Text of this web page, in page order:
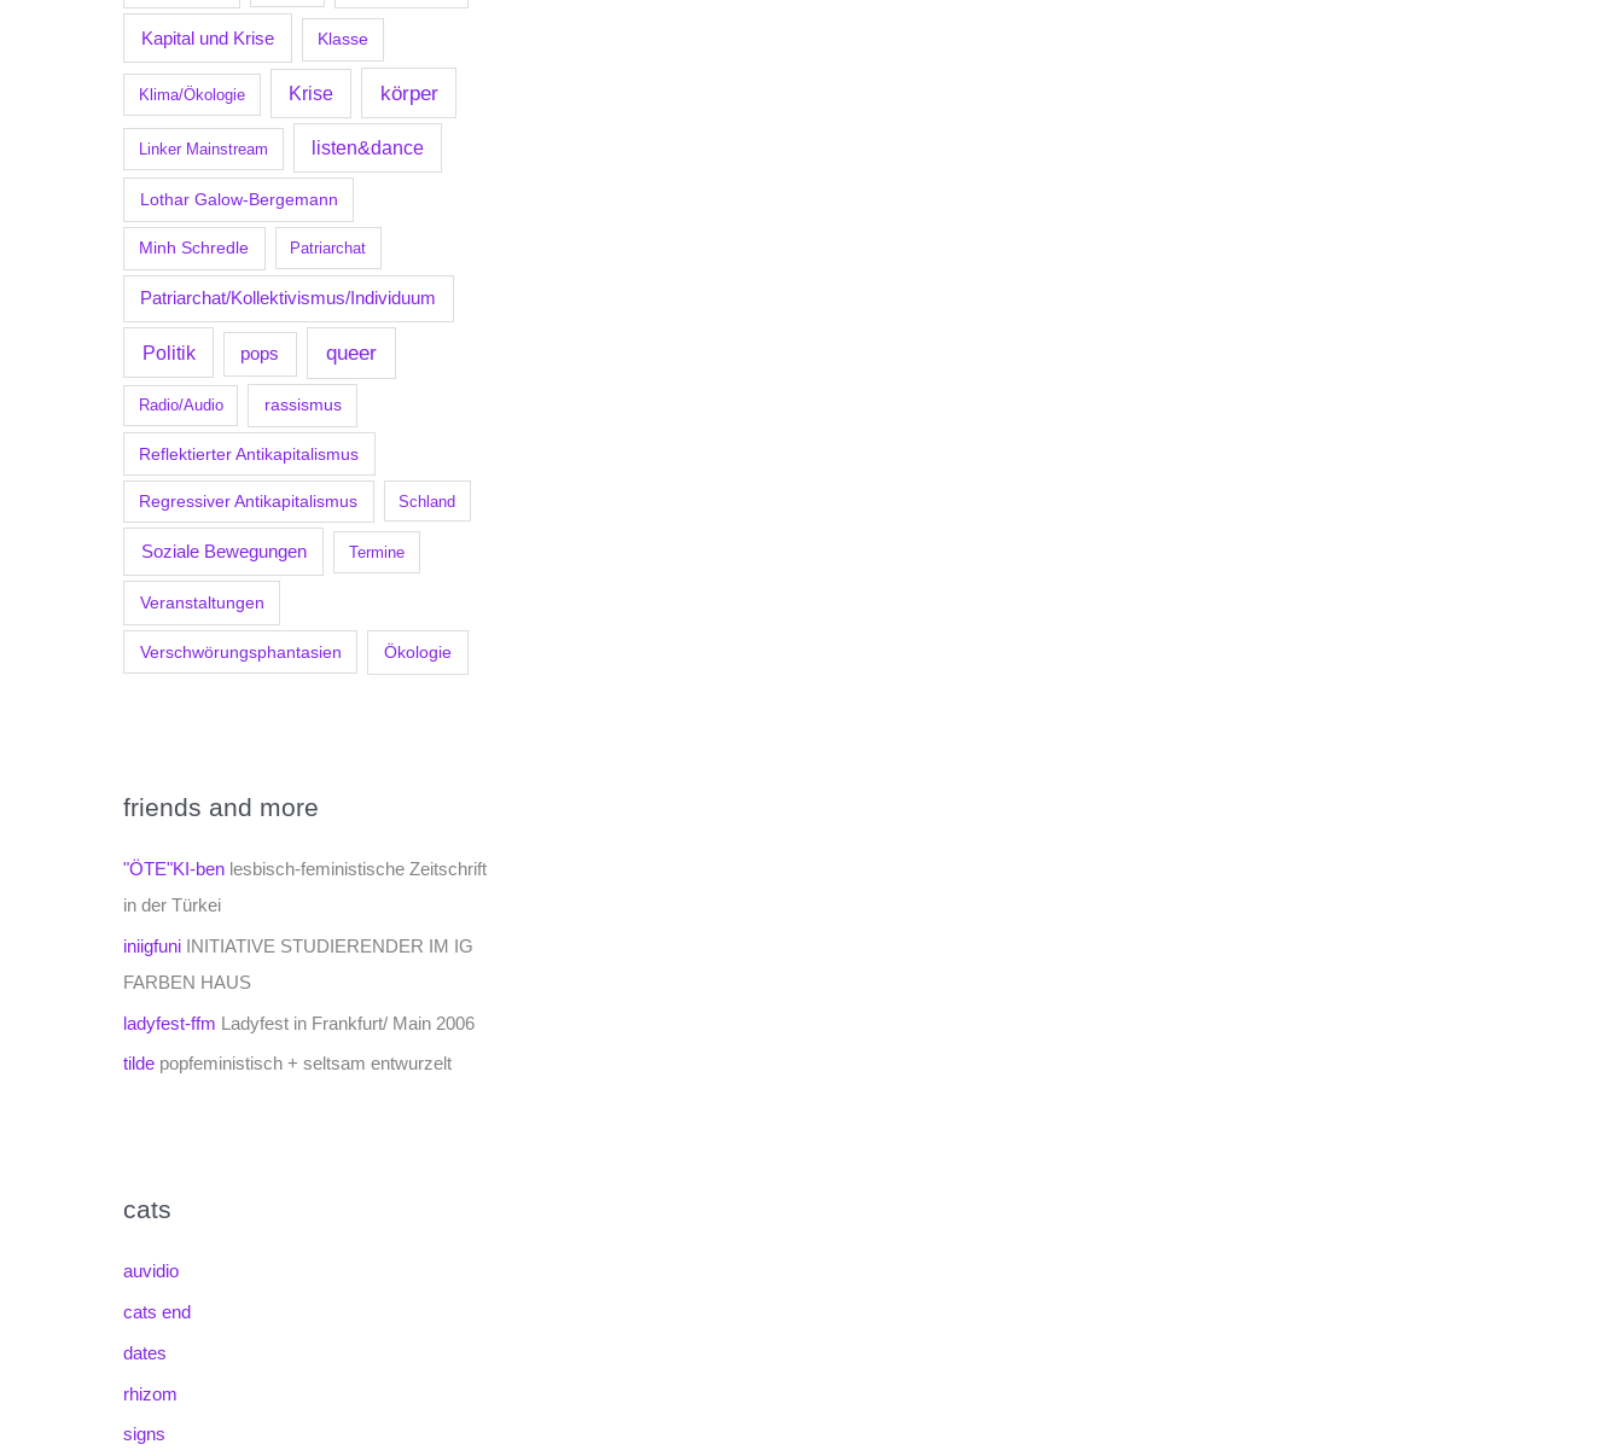
Kapital und Krise Klasse
Klima/Ökologie Krise körper
Linker Mainstream listen&dance
Lothar Galow-Bergemann
Minh Schredle Patriarchat
Patriarchat/Kollektivismus/Individuum
Politik pops queer
Radio/Audio rassismus
Reflektierter Antikapitalismus
Regressiver Antikapitalismus Schland
Soziale Bewegungen Termine
Veranstaltungen
Verschwörungsphantasien Ökologie
friends and more
"ÖTE"KI-ben lesbisch-feministische Zeitschrift
in der Türkei
iniigfuni INITIATIVE STUDIERENDER IM IG
FARBEN HAUS
ladyfest-ffm Ladyfest in Frankfurt/ Main 2006
tilde popfeministisch + seltsam entwurzelt
cats
auvidio
cats end
dates
rhizom
signs